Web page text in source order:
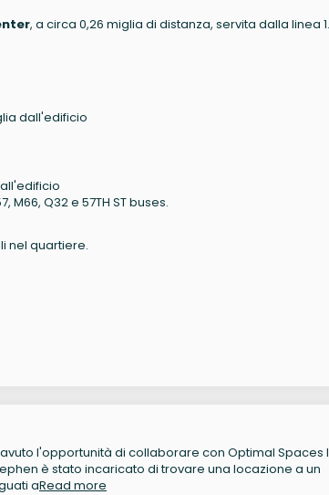
, a circa 0,26 miglia di distanza, servita dalla linea 1.
dall'edificio
M66, Q32 e 57TH ST buses.
nel quartiere.
l'opportunità di collaborare con Optimal Spaces
è stato incaricato di trovare una locazione a un
aRead more